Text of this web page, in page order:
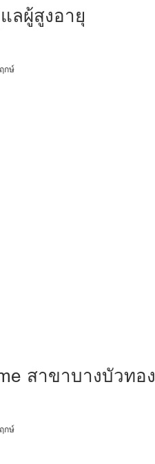
ลผู้สูงอายุ
กษ์
สาขาบางบัวทอง
กษ์